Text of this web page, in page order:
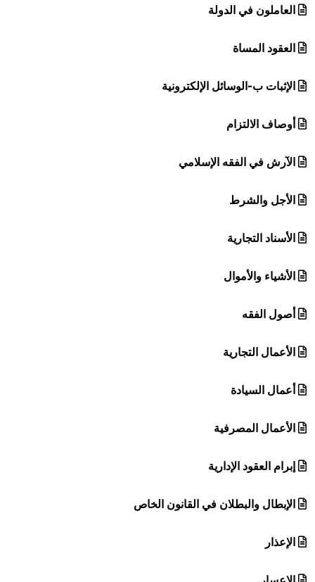
العاملون في الدولة
العقود المساة
الإثبات ب-الوسائل الإلكترونية
أوصاف الالتزام
الآرش في الفقه الإسلامي
الأجل والشرط
الأسناد التجارية
الأشياء والأموال
أصول الفقه
الأعمال التجارية
أعمال السيادة
الأعمال المصرفية
إبرام العقود الإدارية
الإبطال والبطلان في القانون الخاص
الإعذار